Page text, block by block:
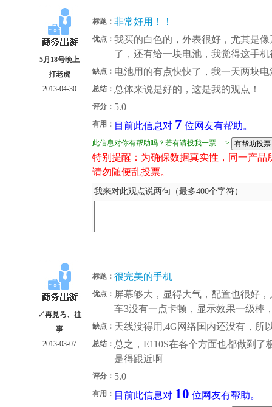
5月18号晚上
打老虎
2013-04-30
标题： 非常好用！！
优点： 我买的白色的，外表很好，尤其是
了，还有给一块电池，我觉得这手
缺点： 电池用的有点快快了，我一天两块
总结： 总体来说是好的，这是我的观点！
评分： 5.0
有用： 目前此信息对 7 位网友有帮助。
此信息对你有帮助吗？若有请投我一票 --->
特别提醒：为确保数据真实性，同一产
请勿随便乱投票。
我来对此观点说两句（最多400个字符）
↙再見ろ、往
事
2013-03-07
标题： 很完美的手机
优点： 屏幕够大，显得大气，配置也很好
车3没有一点卡顿，显示效果一级棒
缺点： 天线没得用,4G网络国内还没有，所
总结： 总之，E110S在各个方面也都做到
是得跟近啊
评分： 5.0
有用： 目前此信息对 10 位网友有帮助。